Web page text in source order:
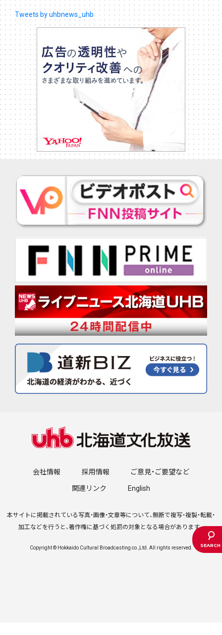
Tweets by uhbnews_uhb
会社情報 採用情報 ご意見・ご要望など
関連リンク English
本サイトに掲載されている写真・画像・文章等について、無断で複写・複製・転載・
加工などを行うと、著作権に基づく処罰の対象となる場合があります。
Copyright © Hokkaido Cultural Broadcasting co.,Ltd. All rights reserved.